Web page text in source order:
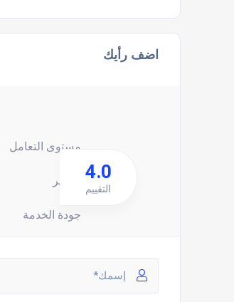
اضف رأيك
مستوى التعامل
السعر
جودة الخدمة
4.0
التقييم